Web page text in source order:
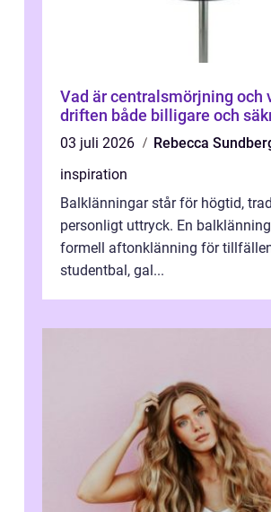
Vad är centralsmörjning och
driften både billigare och
03 juli 2026
Rebecca
inspiration
Balklänningar står för högtid,
personligt uttryck. En
formell aftonklänning för
studentbal, gal...